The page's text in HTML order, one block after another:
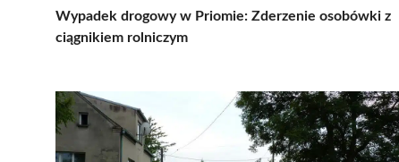
Wypadek drogowy w Priomie: Zderzenie osobówki z
ciągnikiem rolniczym